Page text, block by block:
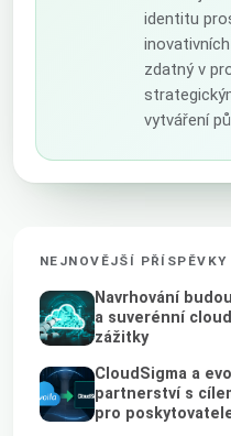
identitu
zdatný v
vytváření
NEJNOVĚJŠÍ PŘÍSPĚVKY
Navrhování
a suverénní
zážitky
CloudSigma a
partnerství s
pro